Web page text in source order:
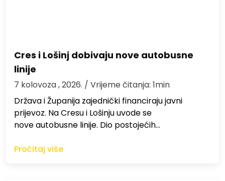
Cres i Lošinj dobivaju nove autobusne
linije
7 kolovoza , 2026. / Vrijeme čitanja: 1min
Država i Županija zajednički financiraju javni
prijevoz. Na Cresu i Lošinju uvode se
nove autobusne linije. Dio postojećih…
Pročitaj više